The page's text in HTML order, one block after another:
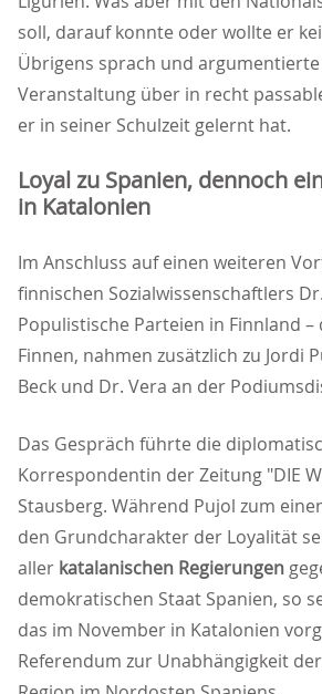
soll, darauf konnte oder wollte er
Übrigens sprach und argumentierte
Veranstaltung über in recht
er in seiner Schulzeit gelernt hat.
Loyal zu Spanien, dennoch
in Katalonien
Im Anschluss auf einen weiteren
finnischen Sozialwissenschaftlers
Populistische Parteien in Finnland –
Finnen, nahmen zusätzlich zu Jordi
Beck und Dr. Vera an der
Das Gespräch führte die
Korrespondentin der Zeitung "DIE
Stausberg. Während Pujol zum
den Grundcharakter der Loyalität
aller katalanischen Regierungen
demokratischen Staat Spanien, so
das im November in Katalonien
Referendum zur Unabhängigkeit